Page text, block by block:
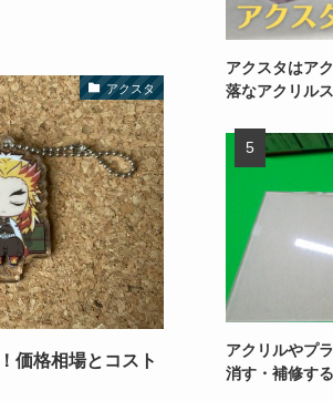
アクスタ
価格相場とコスト
アクスタはア
落なアクリル
アクリルやプ
消す・補修す